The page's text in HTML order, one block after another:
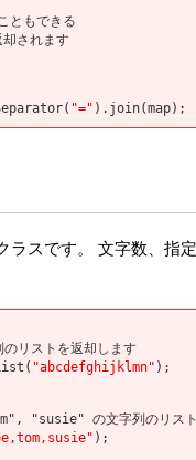
ともできる
されます
"=" ).join(map);
スです。 文字数、指
ストを返却します
"abcdefghijklmn" );
"susie" の文字列のリスト
);